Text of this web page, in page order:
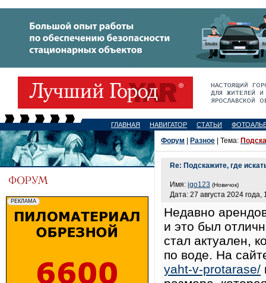
ГЛАВНАЯ НАВИГАТОР СТАТЬИ
Форум Разное | Тема:
Re: Подскажите, где
Имя: igo123 (Новичок)
Дата: 27 августа 2024 года,
Недавно
и это был
стал актуален,
по воде. На
yaht-v-protarase/